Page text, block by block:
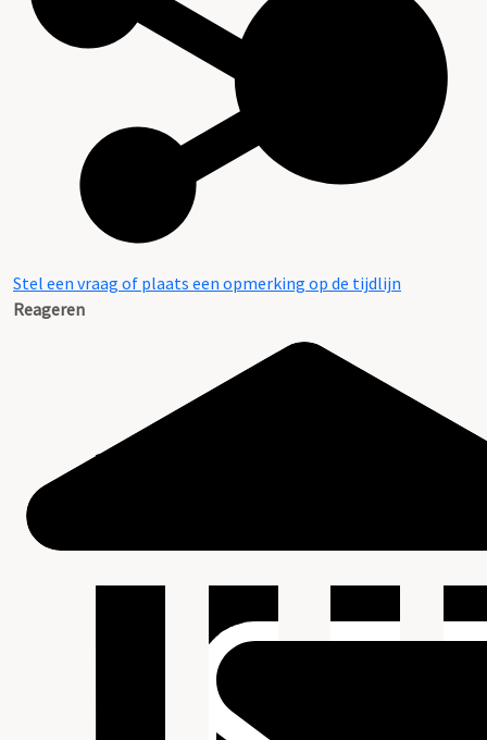
Stel een vraag of plaats een opmerking op de tijdlijn
Reageren